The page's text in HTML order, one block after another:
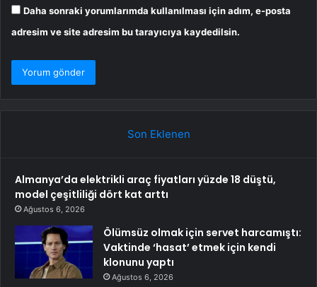
Daha sonraki yorumlarımda kullanılması için adım, e-posta
adresim ve site adresim bu tarayıcıya kaydedilsin.
Son Eklenen
Almanya’da elektrikli araç fiyatları yüzde 18 düştü,
model çeşitliliği dört kat arttı
Ağustos 6, 2026
Ölümsüz olmak için servet harcamıştı:
Vaktinde ‘hasat’ etmek için kendi
klonunu yaptı
Ağustos 6, 2026